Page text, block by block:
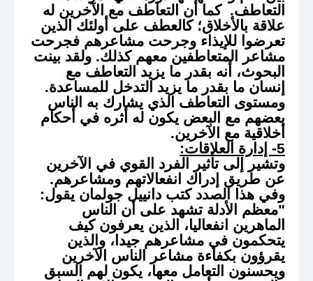
التعاطف. كما أن التعاطف مع الآخرين له
علاقة بالأخلاق؛ كالعطف على أولئك الذين
تعرضوا للإيذاء وجرحت مشاعرهم فجرحت
مشاعر المتعاطفين معهم كذلك. ولقد بينت
البحوث، أنه بقدر ما يزيد التعاطف مع
إنسان ما بقدر ما يزيد التدخل للمساعدة.
ومستوى التعاطف الذي يشارك به الناس
بعضهم مع البعض يكون له أثره في أحكام
أخلاقية مع الآخرين.
5- إدارة العلاقات:
وتشير إلى تأثير الفرد القوي في الآخرين
عن طريق إدراك انفعالاتهم ومشاعرهم.
وفي هذا الصدد كتب دانييل جولمان يقول:
"معظم الأدلة تشهد على أن الناس
الماهرين انفعاليا، الذين يعرفون كيف
يتحكمون في مشاعرهم جيدا، والذين
يقرؤون بكفاءة مشاعر الناس الآخرين
ويحسنون التعامل معها، يكون لهم السبق